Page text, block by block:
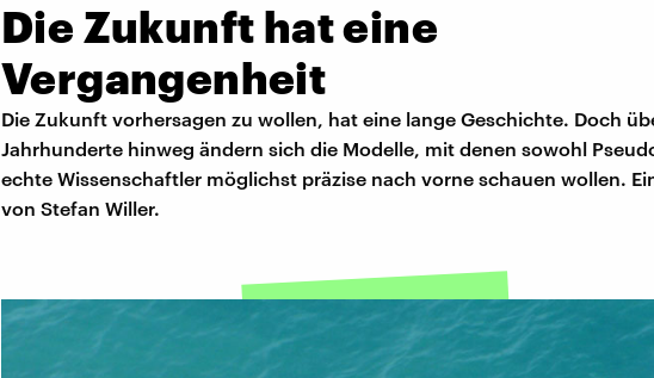
Die Zukunft hat eine
Vergangenheit
Die Zukunft vorhersagen zu wollen, hat eine lange Geschichte. Doch
Jahrhunderte hinweg ändern sich die Modelle, mit denen sowohl
echte Wissenschaftler möglichst präzise nach vorne schauen wollen.
von Stefan Willer.